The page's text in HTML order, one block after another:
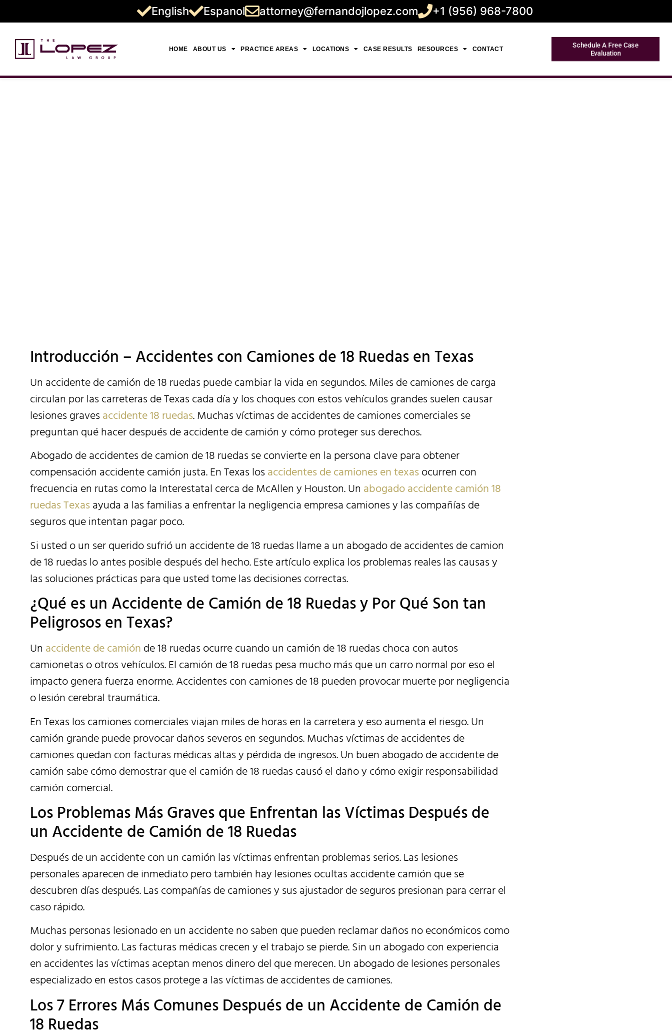
English Espanol attorney@fernandojlopez.com +1 (956) 968-7800
HOME ABOUT US PRACTICE AREAS LOCATIONS CASE RESULTS RESOURCES CONTACT Schedule A Free Case
Evaluation
Introducción – Accidentes con Camiones de 18 Ruedas en Texas
Un accidente de camión de 18 ruedas puede cambiar la vida en segundos. Miles de camiones de carga
circulan por las carreteras de Texas cada día y los choques con estos vehículos grandes suelen causar
lesiones graves accidente 18 ruedas. Muchas víctimas de accidentes de camiones comerciales se
preguntan qué hacer después de accidente de camión y cómo proteger sus derechos.
Abogado de accidentes de camion de 18 ruedas se convierte en la persona clave para obtener
compensación accidente camión justa. En Texas los accidentes de camiones en texasocurren con
frecuencia en rutas como la Interestatal cerca de McAllen y Houston. Un abogado accidente camión 18
ruedas Texasayuda a las familias a enfrentar la negligencia empresa camiones y las compañías de
seguros que intentan pagar poco.
Si usted o un ser querido sufrió un accidente de 18 ruedas llame a un abogado de accidentes de camion
de 18 ruedas lo antes posible después del hecho. Este artículo explica los problemas reales las causas y
las soluciones prácticas para que usted tome las decisiones correctas.
¿Qué es un Accidente de Camión de 18 Ruedas y Por Qué Son tan
Peligrosos en Texas?
Un accidente de camión de 18 ruedas ocurre cuando un camión de 18 ruedas choca con autos
camionetas o otros vehículos. El camión de 18 ruedas pesa mucho más que un carro normal por eso el
impacto genera fuerza enorme. Accidentes con camiones de 18 pueden provocar muerte por negligencia
o lesión cerebral traumática.
En Texas los camiones comerciales viajan miles de horas en la carretera y eso aumenta el riesgo. Un
camión grande puede provocar daños severos en segundos. Muchas víctimas de accidentes de
camiones quedan con facturas médicas altas y pérdida de ingresos. Un buen abogado de accidente de
camión sabe cómo demostrar que el camión de 18 ruedas causó el daño y cómo exigir responsabilidad
camión comercial.
Los Problemas Más Graves que Enfrentan las Víctimas Después de
un Accidente de Camión de 18 Ruedas
Después de un accidente con un camión las víctimas enfrentan problemas serios. Las lesiones
personales aparecen de inmediato pero también hay lesiones ocultas accidente camión que se
descubren días después. Las compañías de camiones y sus ajustador de seguros presionan para cerrar el
caso rápido.
Muchas personas lesionado en un accidente no saben que pueden reclamar daños no económicos como
dolor y sufrimiento. Las facturas médicas crecen y el trabajo se pierde. Sin un abogado con experiencia
en accidentes las víctimas aceptan menos dinero del que merecen. Un abogado de lesiones personales
especializado en estos casos protege a las víctimas de accidentes de camiones.
Los 7 Errores Más Comunes Después de un Accidente de Camión de
18 Ruedas